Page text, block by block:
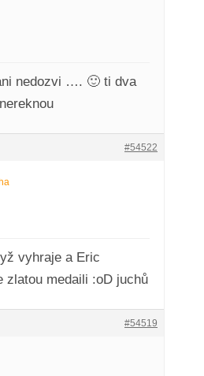
nedozvi …. 🙂 ti dva
#54522
vyhraje a Eric
zlatou medaili :oD juchů
#54519